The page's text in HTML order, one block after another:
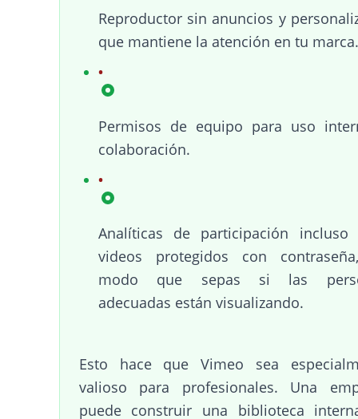
Reproductor sin anuncios y
que mantiene la atención en tu marca.
Permisos de equipo para uso
colaboración.
Analíticas de participación incluso
videos protegidos con
modo que sepas si las
adecuadas están visualizando.
Esto hace que Vimeo sea
valioso para profesionales. Una
puede construir una biblioteca